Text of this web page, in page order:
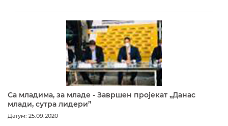
Са младима, за младе - Завршен пројекат „Данас
млади, сутра лидери”
Датум: 25.09.2020